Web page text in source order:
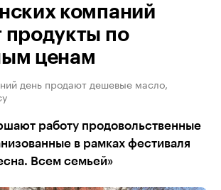
компаний
продукты по
ценам
день продают дешевые масло,
работу продовольственные
в рамках фестиваля
Всем семьей»